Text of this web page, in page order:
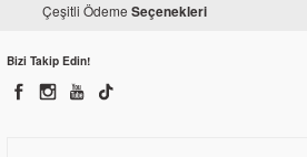
Çeşitli Ödeme Seçenekleri
Bizi Takip Edin!